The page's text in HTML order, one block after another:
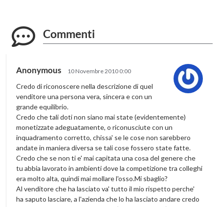
Commenti
Anonymous 10 Novembre 2010 0:00
Credo di riconoscere nella descrizione di quel
venditore una persona vera, sincera e con un
grande equilibrio.
Credo che tali doti non siano mai state (evidentemente)
monetizzate adeguatamente, o riconusciute con un
inquadramento corretto, chissa' se le cose non sarebbero
andate in maniera diversa se tali cose fossero state fatte.
Credo che se non ti e' mai capitata una cosa del genere che
tu abbia lavorato in ambienti dove la competizione tra colleghi
era molto alta, quindi mai mollare l'osso.Mi sbaglio?
Al venditore che ha lasciato va' tutto il mio rispetto perche'
ha saputo lasciare, a l'azienda che lo ha lasciato andare credo